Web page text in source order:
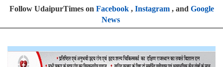
Follow UdaipurTimes on Facebook, Instagram, and Google
News